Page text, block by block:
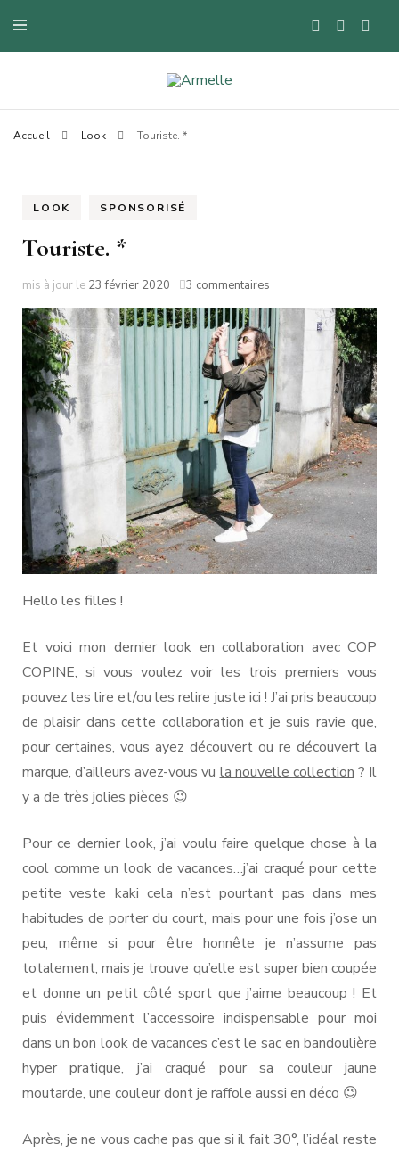
Armelle
Blog mode à Nantes, lifestyle, beauté et bons plans.
Accueil Look Touriste. *
LOOK SPONSORISÉ
Touriste. *
mis à jour le 23 février 2020 3 commentaires
*
Hello les filles !
Et voici mon dernier look en collaboration avec COP
COPINE, si vous voulez voir les trois premiers vous
pouvez les lire et/ou les relire juste ici ! J’ai pris beaucoup
de plaisir dans cette collaboration et je suis ravie que,
pour certaines, vous ayez découvert ou re découvert la
marque, d’ailleurs avez-vous vu la nouvelle collection ? Il
y a de très jolies pièces 😉
Pour ce dernier look, j’ai voulu faire quelque chose à la
cool comme un look de vacances…j’ai craqué pour cette
petite veste kaki cela n’est pourtant pas dans mes
habitudes de porter du court, mais pour une fois j’ose un
peu, même si pour être honnête je n’assume pas
totalement, mais je trouve qu’elle est super bien coupée
et donne un petit côté sport que j’aime beaucoup ! Et
puis évidemment l’accessoire indispensable pour moi
dans un bon look de vacances c’est le sac en bandoulière
hyper pratique, j’ai craqué pour sa couleur jaune
moutarde, une couleur dont je raffole aussi en déco 😉
Après, je ne vous cache pas que si il fait 30°, l’idéal reste